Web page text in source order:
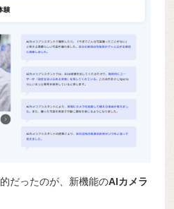
だったのが、新機能のAIカメラ